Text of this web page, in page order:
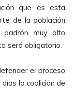
que es esta
de la población
padrón muy alto
será obligatorio.
el proceso
la coalición de